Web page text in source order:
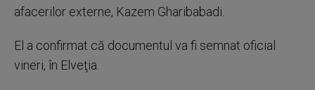
afacerilor externe, Kazem Gharibabadi.
El a confirmat că documentul va fi semnat oficial
vineri, în Elveţia.